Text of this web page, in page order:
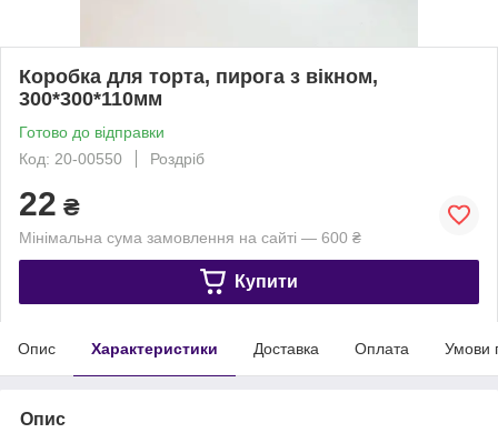
Коробка для торта, пирога з вікном,
300*300*110мм
Готово до відправки
Код: 20-00550
Роздріб
22 ₴
Мінімальна сума замовлення на сайті — 600 ₴
Купити
Опис Характеристики Доставка Оплата Умови
Опис